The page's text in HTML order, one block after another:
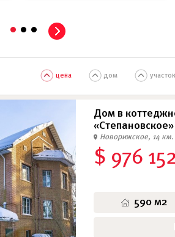
• • •
•••
цена дом участок
Дом в
«Степановское»
Новорижское, 14 км.
$ 976 152
590 м2